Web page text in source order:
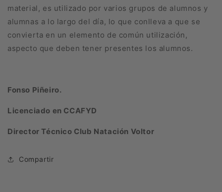
material, es utilizado por varios grupos de alumnos y
alumnas a lo largo del día, lo que conlleva a que se
convierta en un elemento de común utilización,
aspecto que deben tener presentes los alumnos.
Fonso Piñeiro.
Licenciado en CCAFYD
Director Técnico Club Natación Voltor
Compartir